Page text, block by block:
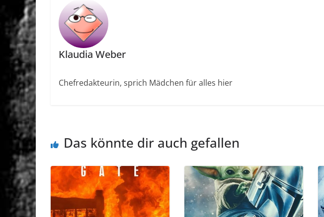
Klaudia Weber
Chefredakteurin, sprich Mädchen für alles hier
Das könnte dir auch gefallen